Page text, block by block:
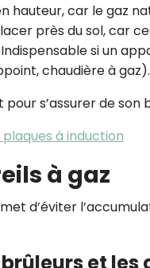
hauteur, car le gaz
près du sol, car
si un
chaudière à gaz).
s’assurer de son
à induction
à gaz
d’éviter
et les